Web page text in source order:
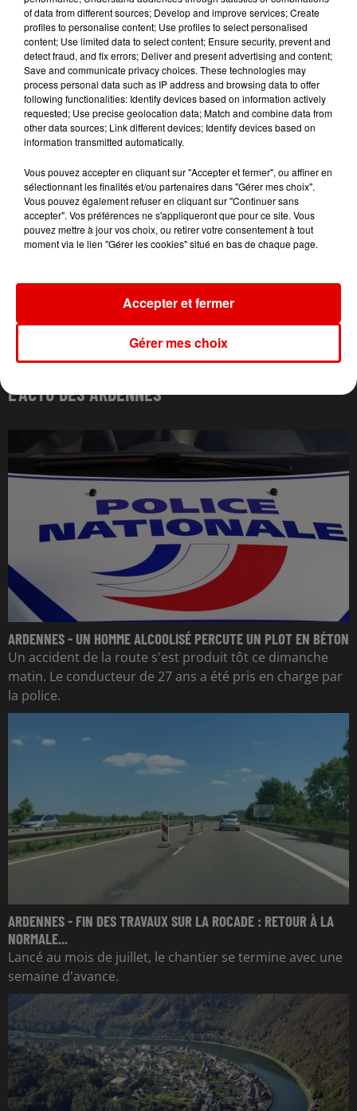
TAYLOR SWIFT
Elizabeth Taylor
INDOCHINE
Les Nouveaux
Soleils
RIHANNA
Unfaithful
L'ACTU DES ARDENNES
ARDENNES - UN HOMME ALCOOLISÉ PERCUTE UN PLOT EN BÉTON
Un accident de la route s'est produit tôt ce dimanche
matin. Le conducteur de 27 ans a été pris en charge par
la police.
ARDENNES - FIN DES TRAVAUX SUR LA ROCADE : RETOUR À LA
NORMALE...
Lancé au mois de juillet, le chantier se termine avec une
semaine d'avance.
of data from different sources; Develop and improve services; Create
profiles to personalise content; Use profiles to select personalised
content; Use limited data to select content; Ensure security, prevent and
detect fraud, and fix errors; Deliver and present advertising and content;
Save and communicate privacy choices. These technologies may
process personal data such as IP address and browsing data to offer
following functionalities: Identify devices based on information actively
requested; Use precise geolocation data; Match and combine data from
other data sources; Link different devices; Identify devices based on
information transmitted automatically.
Vous pouvez accepter en cliquant sur "Accepter et fermer", ou affiner en
sélectionnant les finalités et/ou partenaires dans "Gérer mes choix".
Vous pouvez également refuser en cliquant sur "Continuer sans
accepter". Vos préférences ne s'appliqueront que pour ce site. Vous
pouvez mettre à jour vos choix, ou retirer votre consentement à tout
moment via le lien "Gérer les cookies" situé en bas de chaque page.
Gérer mes choix
Accepter et fermer